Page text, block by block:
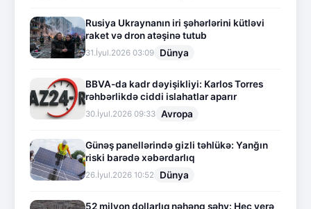
Rusiya Ukraynanın iri şəhərlərini kütləvi
raket və dron atəşinə tutub
31.İyul.2026 03:09 Dünya
BBVA-da kadr dəyişikliyi: Karlos Torres
rəhbərlikdə ciddi islahatlar aparır
30.İyul.2026 09:33 Avropa
Günəş panellərində gizli təhlükə: Yanğın
riski barədə xəbərdarlıq
26.İyul.2026 10:52 Dünya
52 milyon dollarlıq nəhəng səhv: Heç yerə